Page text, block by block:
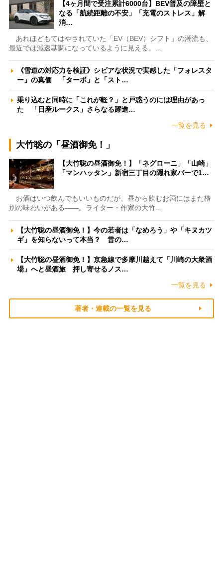
【4ヶ月間で受注累計6000台】BEV普及の障壁と
なる「航続距離の不安」「充電のストレス」解
消…
あれほどもてはやされていた「EV（BEV）シフト」の潮流も、
最近では減速基調になっているように見える。…
《雪道の対応力を検証》シビアな状況で実感した「フォレスタ
ー」の真価 「ターボ」と「スト…
乗り込むと同時に「これが軽？」と戸惑うのには理由があっ
た 「日産ルークス」さらなる躍進…
一覧を見る
大竹聡の「昼酒御免！」
【大竹聡の昼酒御免！】「ネグローニ」「山崎」
「マンハッタン」新宿三丁目の隠れ家バーで1…
お酒はいつ飲んでもいいものだが、昼から飲むお酒にはまた格
別の味わいがある――。ライター・作家の大竹…
【大竹聡の昼酒御免！】今の若者は「なめろう」や「キヌカツ
ギ」を知らないって本当？ 昔の…
【大竹聡の昼酒御免！】京急線で多摩川越えて「川崎の大衆酒
場」へと昼酒旅 押し寄せるノス…
一覧を見る
著者・連載の一覧を見る